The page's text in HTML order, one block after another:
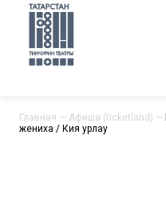
Главная — Афиша (ticketland) —
жениха / Кияү урлау